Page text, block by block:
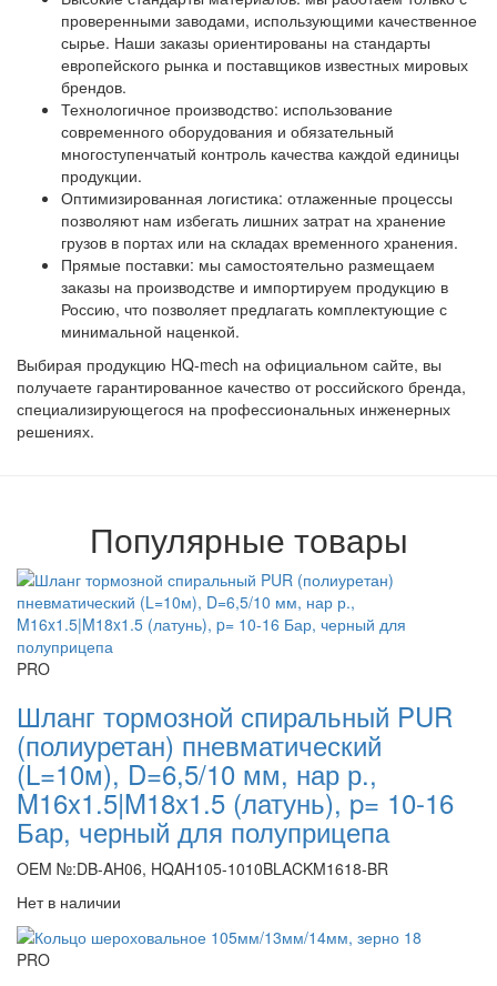
проверенными заводами, использующими качественное
сырье. Наши заказы ориентированы на стандарты
европейского рынка и поставщиков известных мировых
брендов.
Технологичное производство: использование
современного оборудования и обязательный
многоступенчатый контроль качества каждой единицы
продукции.
Оптимизированная логистика: отлаженные процессы
позволяют нам избегать лишних затрат на хранение
грузов в портах или на складах временного хранения.
Прямые поставки: мы самостоятельно размещаем
заказы на производстве и импортируем продукцию в
Россию, что позволяет предлагать комплектующие с
минимальной наценкой.
Выбирая продукцию HQ-mech на официальном сайте, вы
получаете гарантированное качество от российского бренда,
специализирующегося на профессиональных инженерных
решениях.
Популярные товары
PRO
Шланг тормозной спиральный PUR
(полиуретан) пневматический
(L=10м), D=6,5/10 мм, нар р.,
M16x1.5|M18x1.5 (латунь), p= 10-16
Бар, черный для полуприцепа
OEM №:DB-AH06, HQAH105-1010BLACKM1618-BR
Нет в наличии
PRO